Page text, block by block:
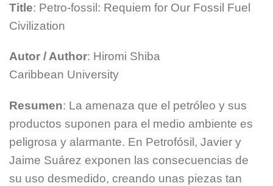
Title: Petro-fossil: Requiem for Our Fossil Fuel
Civilization
Autor / Author: Hiromi Shiba
Caribbean University
Resumen: La amenaza que el petróleo y sus
productos suponen para el medio ambiente es
peligrosa y alarmante. En Petrofósil, Javier y
Jaime Suárez exponen las consecuencias de
su uso desmedido, creando unas piezas tan